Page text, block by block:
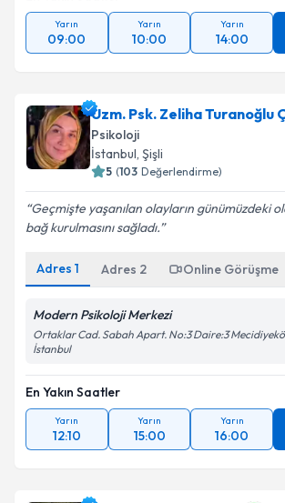
Yarın
09:00
Yarın
10:00
Yarın
14:00
Uzm. Psk. Zeliha Turanoğlu
Psikoloji
İstanbul, Şişli
5 (103 Değerlendirme)
Geçmişte yaşanılan olayların günümüzdeki
bağ kurulmasını sağladı.
Adres 1 Adres 2 Online Görüşme
Modern Psikoloji Merkezi
Ortaklar Cad. Sabah Apart. No:3 Daire:3
İstanbul
En Yakın Saatler
Yarın
12:10
Yarın
15:00
Yarın
16:00